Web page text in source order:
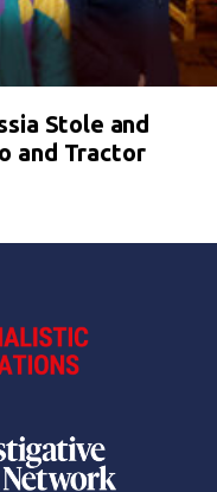
Stole and
and Tractor